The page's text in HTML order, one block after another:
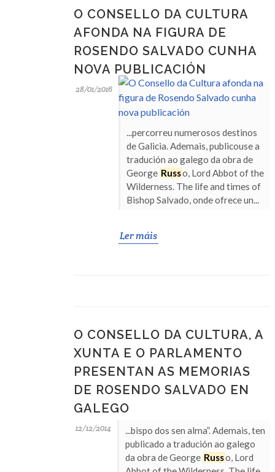
O CONSELLO DA CULTURA
AFONDA NA FIGURA DE
ROSENDO SALVADO CUNHA
NOVA PUBLICACIÓN
28/01/2016
...percorreu numerosos destinos
de Galicia. Ademais, publicouse a
tradución ao galego da obra de
George Russo, Lord Abbot of the
Wilderness. The life and times of
Bishop Salvado, onde ofrece un...
Ler máis
O CONSELLO DA CULTURA, A
XUNTA E O PARLAMENTO
PRESENTAN AS MEMORIAS
DE ROSENDO SALVADO EN
GALEGO
12/12/2014
...bispo dos sen alma”. Ademais, ten
publicado a tradución ao galego
da obra de George Russo, Lord